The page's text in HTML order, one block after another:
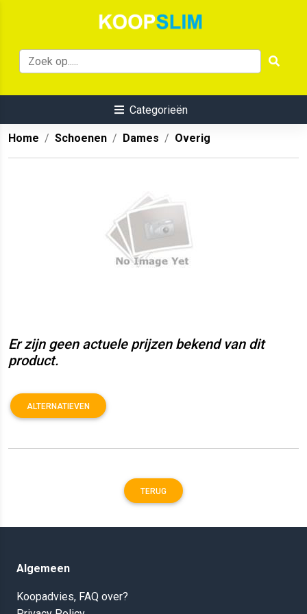
Categorieën
Home Schoenen Dames Overig
Er zijn geen actuele prijzen bekend van dit
product.
ALTERNATIEVEN
TERUG
Algemeen
Koopadvies, FAQ over?